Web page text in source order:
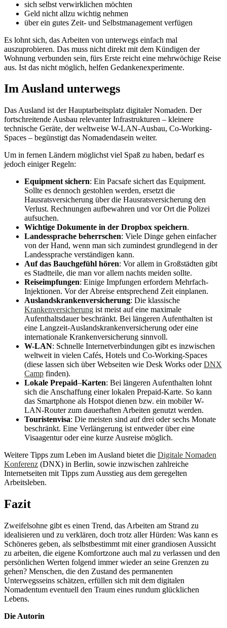
sich selbst verwirklichen möchten
Geld nicht allzu wichtig nehmen
über ein gutes Zeit- und Selbstmanagement verfügen
Es lohnt sich, das Arbeiten von unterwegs einfach mal
auszuprobieren. Das muss nicht direkt mit dem Kündigen der
Wohnung verbunden sein, fürs Erste reicht eine mehrwöchige Reise
aus. Ist das nicht möglich, helfen Gedankenexperimente.
Im Ausland unterwegs
Das Ausland ist der Hauptarbeitsplatz digitaler Nomaden. Der
fortschreitende Ausbau relevanter Infrastrukturen – kleinere
technische Geräte, der weltweise W-LAN-Ausbau, Co-Working-
Spaces – begünstigt das Nomadendasein weiter.
Um in fernen Ländern möglichst viel Spaß zu haben, bedarf es
jedoch einiger Regeln:
Equipment sichern: Ein Pacsafe sichert das Equipment.
Sollte es dennoch gestohlen werden, ersetzt die
Hausratsversicherung über die Hausratsversicherung den
Verlust. Rechnungen aufbewahren und vor Ort die Polizei
aufsuchen.
Wichtige Dokumente in der Dropbox speichern.
Landessprache beherrschen: Viele Dinge gehen einfacher
von der Hand, wenn man sich zumindest grundlegend in der
Landessprache verständigen kann.
Auf das Bauchgefühl hören: Vor allem in Großstädten gibt
es Stadtteile, die man vor allem nachts meiden sollte.
Reiseimpfungen: Einige Impfungen erfordern Mehrfach-
Injektionen. Vor der Abreise entsprechend Zeit einplanen.
Auslandskrankenversicherung: Die klassische
Krankenversicherung ist meist auf eine maximale
Aufenthaltsdauer beschränkt. Bei längeren Aufenthalten ist
eine Langzeit-Auslandskrankenversicherung oder eine
internationale Krankenversicherung sinnvoll.
W-LAN: Schnelle Internetverbindungen gibt es inzwischen
weltweit in vielen Cafés, Hotels und Co-Working-Spaces
(diese lassen sich über Webseiten wie Desk Works oderDNX
Camp finden).
Lokale Prepaid–Karten: Bei längeren Aufenthalten lohnt
sich die Anschaffung einer lokalen Prepaid-Karte. So kann
das Smartphone als Hotspot dienen bzw. ein mobiler W-
LAN-Router zum dauerhaften Arbeiten genutzt werden.
Touristenvisa: Die meisten sind auf drei oder sechs Monate
beschränkt. Eine Verlängerung ist entweder über eine
Visaagentur oder eine kurze Ausreise möglich.
Weitere Tipps zum Leben im Ausland bietet die Digitale Nomaden
Konferenz (DNX) in Berlin, sowie inzwischen zahlreiche
Internetseiten mit Tipps zum Ausstieg aus dem geregelten
Arbeitsleben.
Fazit
Zweifelsohne gibt es einen Trend, das Arbeiten am Strand zu
idealisieren und zu verklären, doch trotz aller Hürden: Was kann es
Schöneres geben, als selbstbestimmt mit einer grandiosen Aussicht
zu arbeiten, die eigene Komfortzone auch mal zu verlassen und den
persönlichen Werten folgend immer wieder an seine Grenzen zu
gehen? Menschen, die den Zustand des permanenten
Unterwegsseins schätzen, erfüllen sich mit dem digitalen
Nomadentum eventuell den Traum eines rundum glücklichen
Lebens.
Die Autorin